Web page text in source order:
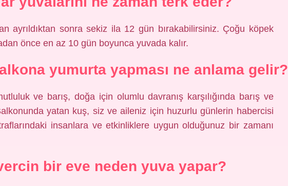
ayrıldıktan sonra sekiz ila 12 gün bırakabilirsiniz. Çoğu köpek
önce en az 10 gün boyunca yuvada kalır.
yumurta yapması ne anlama gelir?
ve barış, doğa için olumlu davranış karşılığında barış ve
yatan kuş, siz ve aileniz için huzurlu günlerin habercisi
insanlara ve etkinliklere uygun olduğunuz bir zamanı
bir eve neden yuva yapar?